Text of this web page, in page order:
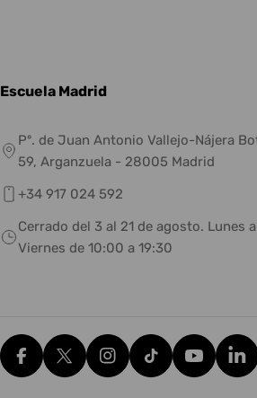
Escuela Madrid
Pº. de Juan Antonio Vallejo-Nájera
59, Arganzuela - 28005 Madrid
+34 917 024 592
Cerrado del 3 al 21 de agosto. Lunes a
Viernes de 10:00 a 19:30
FacebookX (Twitter)Instagram
tiktok YouTube